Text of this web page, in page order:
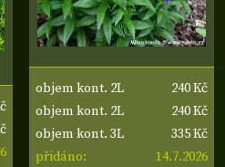
objem kont. 2L
240 Kč
objem kont. 2L
240 Kč
objem kont. 3L
335 Kč
přidáno:
14.7.2026